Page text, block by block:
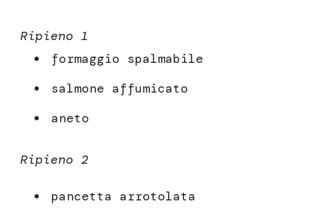
Ripieno 1
formaggio spalmabile
salmone affumicato
aneto
Ripieno 2
pancetta arrotolata